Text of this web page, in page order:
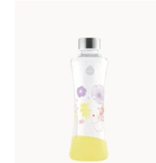
1-2 Werktage
Kostenlos ab 250€ Warenwert
Lieferungen in die Schweiz
Sie bitte die abweichenden
Ausland gelten andere